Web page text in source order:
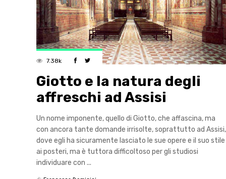
7.38k
Giotto e la natura degli
affreschi ad Assisi
Un nome imponente, quello di Giotto, che affascina, ma
con ancora tante domande irrisolte, soprattutto ad Assisi,
dove egli ha sicuramente lasciato le sue opere e il suo stile
ai posteri, ma è tuttora difficoltoso per gli studiosi
individuare con